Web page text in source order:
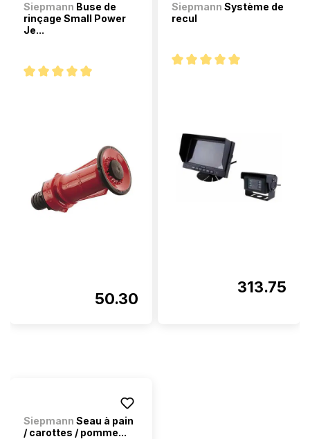
Siepmann Buse de
rinçage Small Power
Je...
50.30
Siepmann Système de
recul
313.75
Siepmann Seau à pain
/ carottes / pomme...